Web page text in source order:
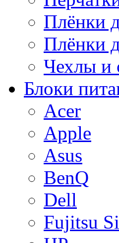
Плёнки
Плёнки
Чехлы и
Блоки
Acer
Apple
Asus
BenQ
Dell
Fujitsu